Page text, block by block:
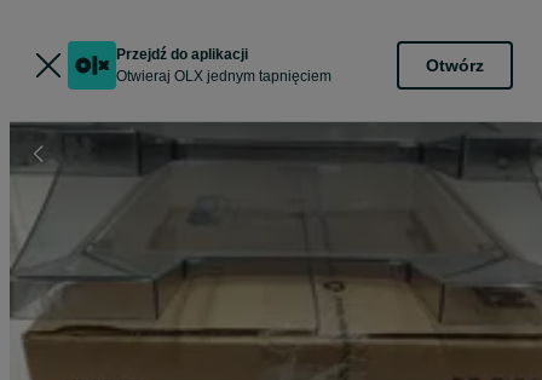
Przejdź do aplikacji
Otwieraj OLX jednym tapnięciem
Otwórz